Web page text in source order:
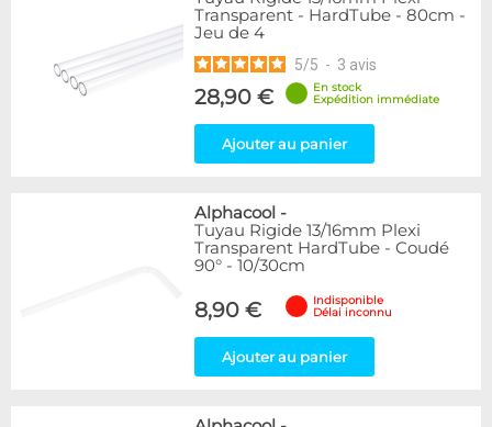
Transparent - HardTube - 80cm -
Jeu de 4
5/5 - 3 avis
28,90 €
En stock
Expédition immédiate
Ajouter au panier
Alphacool -
Tuyau Rigide 13/16mm Plexi
Transparent HardTube - Coudé
90° - 10/30cm
8,90 €
Indisponible
Délai inconnu
Ajouter au panier